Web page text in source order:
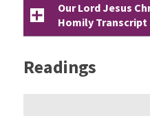
Our Lord Jesus
Homily Transcript
Readings